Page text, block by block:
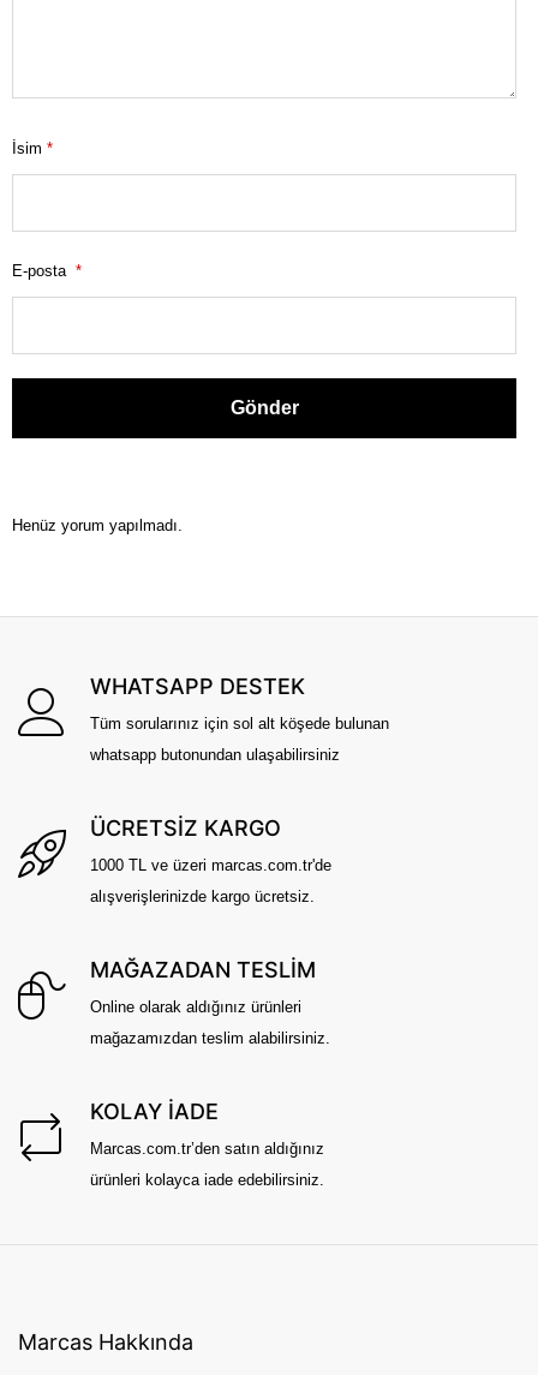
İsim *
E-posta *
Henüz yorum yapılmadı.
WHATSAPP DESTEK
Tüm sorularınız için sol alt köşede bulunan
whatsapp butonundan ulaşabilirsiniz
ÜCRETSİZ KARGO
1000 TL ve üzeri marcas.com.tr'de
alışverişlerinizde kargo ücretsiz.
MAĞAZADAN TESLİM
Online olarak aldığınız ürünleri
mağazamızdan teslim alabilirsiniz.
KOLAY İADE
Marcas.com.tr’den satın aldığınız
ürünleri kolayca iade edebilirsiniz.
Marcas Hakkında